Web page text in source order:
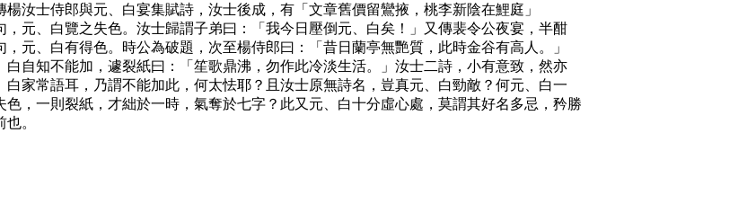
楊汝士侍郎與元、白宴集賦詩，汝士後成，有「文章舊價留鸞掖，桃李新陰在鯉庭」
，元、白覽之失色。汝士歸謂子弟曰：「我今日壓倒元、白矣！」又傳裴令公夜宴，半酣
，元、白有得色。時公為破題，次至楊侍郎曰：「昔日蘭亭無艷質，此時金谷有高人。」
白自知不能加，遽裂紙曰：「笙歌鼎沸，勿作此冷淡生活。」汝士二詩，小有意致，然亦
白家常語耳，乃謂不能加此，何太怯耶？且汝士原無詩名，豈真元、白勁敵？何元、白一
色，一則裂紙，才絀於一時，氣奪於七字？此又元、白十分虛心處，莫謂其好名多忌，矜勝
也。